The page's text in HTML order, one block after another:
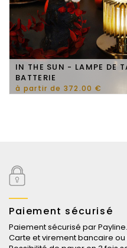
IN THE SUN - LAMPE DE
BATTERIE
à partir de 372.00 €
Paiement sécurisé
Paiement sécurisé par Payline.
Carte et virement bancaire ou